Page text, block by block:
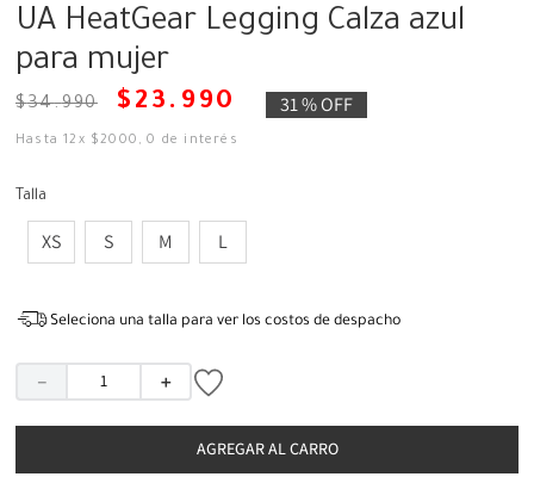
UA HeatGear Legging Calza azul
para mujer
$34.990 $ 23 . 990 31 %OFF
Hasta12 x $2000 ,0 de interés
Talla
XS S M L
Seleciona una talla para ver los costos de despacho
＋
－
AGREGAR AL CARRO